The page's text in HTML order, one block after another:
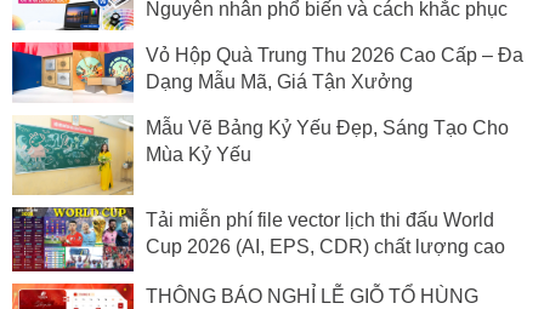
Nguyên nhân phổ biến và cách khắc phục
Vỏ Hộp Quà Trung Thu 2026 Cao Cấp – Đa
Dạng Mẫu Mã, Giá Tận Xưởng
Mẫu Vẽ Bảng Kỷ Yếu Đẹp, Sáng Tạo Cho
Mùa Kỷ Yếu
Tải miễn phí file vector lịch thi đấu World
Cup 2026 (AI, EPS, CDR) chất lượng cao
THÔNG BÁO NGHỈ LỄ GIỖ TỔ HÙNG